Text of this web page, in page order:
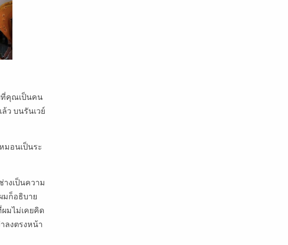
ที่คุณเป็นคน
ว บนรันเวย์
มอนเป็นระ
งเป็นความ
มก็อธิบาย
มไม่เคยคิด
ลงตรงหน้า